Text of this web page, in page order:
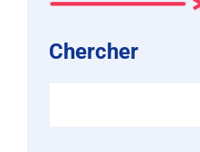
Chercher